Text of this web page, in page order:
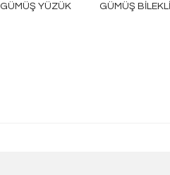
GÜMÜŞ YÜZÜK GÜMÜŞ